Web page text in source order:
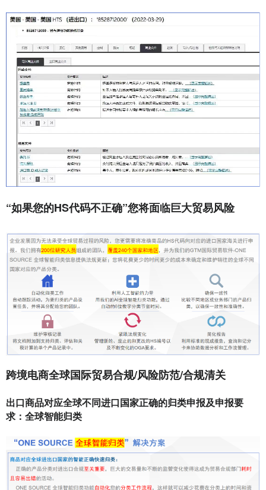
“如果您的HS代码不正确”您将面临巨大贸易风险
跨境电商全球国际贸易合规/风险防范/合规清关
出口商品对应全球不同进口国家正确的归类申报及申报要
求：全球智能归类